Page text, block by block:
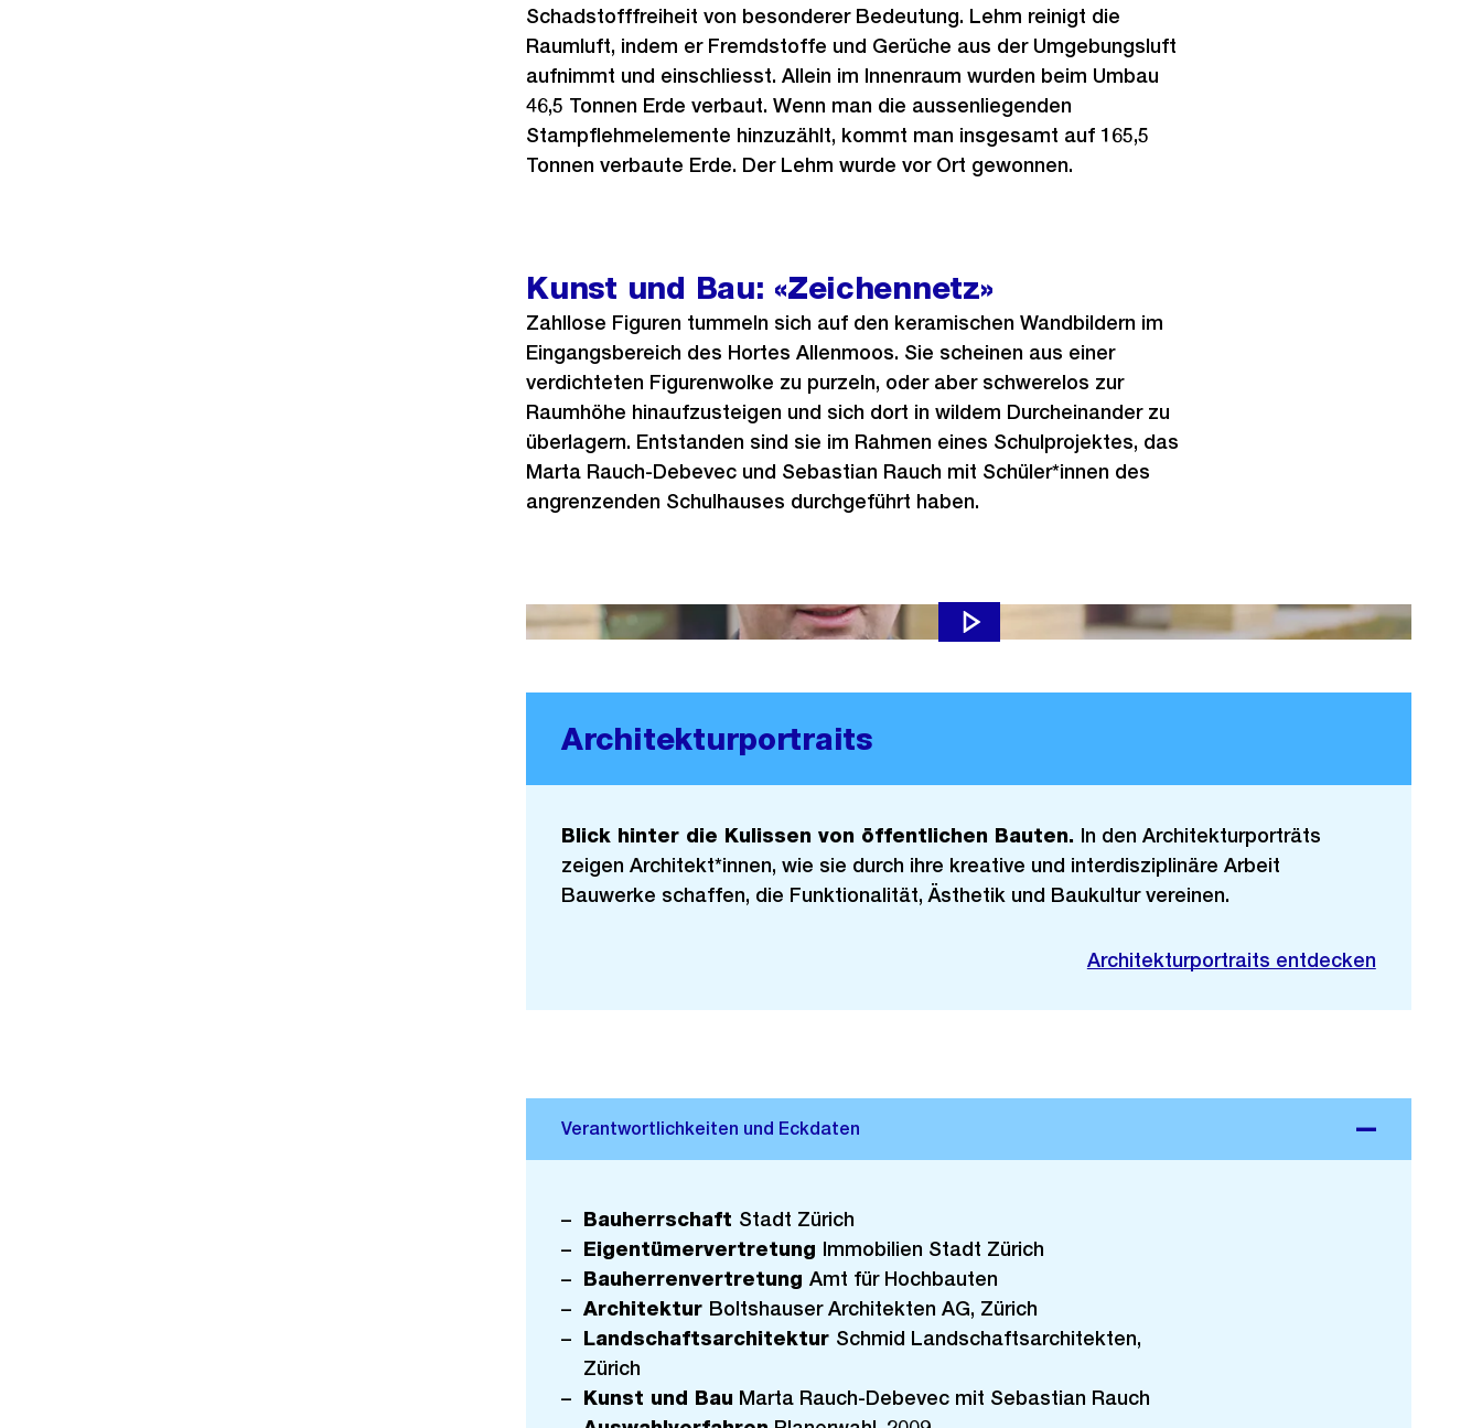
Schadstofffreiheit von besonderer Bedeutung. Lehm reinigt die
Raumluft, indem er Fremdstoffe und Gerüche aus der Umgebungsluft
aufnimmt und einschliesst. Allein im Innenraum wurden beim Umbau
46,5 Tonnen Erde verbaut. Wenn man die aussenliegenden
Stampflehmelemente hinzuzählt, kommt man insgesamt auf 165,5
Tonnen verbaute Erde. Der Lehm wurde vor Ort gewonnen.
Kunst und Bau: «Zeichennetz»
Zahllose Figuren tummeln sich auf den keramischen Wandbildern im
Eingangsbereich des Hortes Allenmoos. Sie scheinen aus einer
verdichteten Figurenwolke zu purzeln, oder aber schwerelos zur
Raumhöhe hinaufzusteigen und sich dort in wildem Durcheinander zu
überlagern. Entstanden sind sie im Rahmen eines Schulprojektes, das
Marta Rauch-Debevec und Sebastian Rauch mit Schüler*innen des
angrenzenden Schulhauses durchgeführt haben.
Architekturportraits
Blick hinter die Kulissen von öffentlichen Bauten. In den Architekturporträts
zeigen Architekt*innen, wie sie durch ihre kreative und interdisziplinäre Arbeit
Bauwerke schaffen, die Funktionalität, Ästhetik und Baukultur vereinen.
Architekturportraits entdecken
Bauherrschaft Stadt Zürich
Eigentümervertretung Immobilien Stadt Zürich
BauherrenvertretungAmt für Hochbauten
Architektur Boltshauser Architekten AG, Zürich
Landschaftsarchitektur Schmid Landschaftsarchitekten,
Zürich
Kunst und Bau Marta Rauch-Debevec mit Sebastian Rauch